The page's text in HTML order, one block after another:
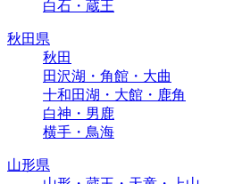
白石・蔵王
秋田県
秋田
田沢湖・角館・大曲
十和田湖・大館・鹿角
白神・男鹿
横手・鳥海
山形県